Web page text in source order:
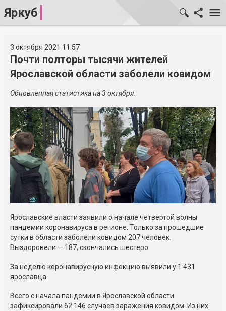
Яркуб
3 октября 2021 11:57
Почти полторы тысячи жителей
Ярославской области заболели ковидом
Обновленная статистика на 3 октября.
Ярославские власти заявили о начале четвертой волны
пандемии коронавируса в регионе. Только за прошедшие
сутки в области заболели ковидом 207 человек.
Выздоровели — 187, скончались шестеро.
За неделю коронавирусную инфекцию выявили у 1 431
ярославца.
Всего с начала пандемии в Ярославской области
зафиксировали 62 146 случаев заражения ковидом. Из них